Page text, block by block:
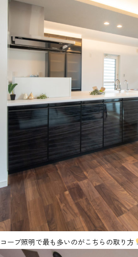
コーブ照明で最も多いのがこちらの取り方